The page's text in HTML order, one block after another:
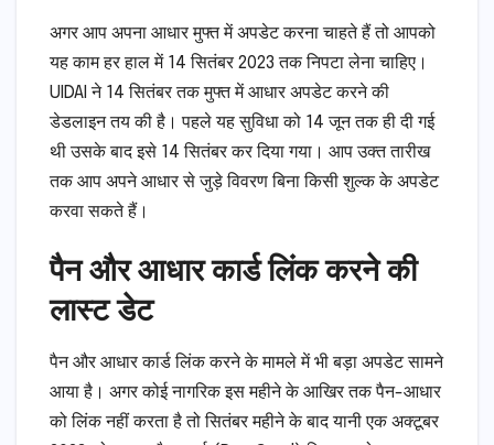
अगर आप अपना आधार मुफ्त में अपडेट करना चाहते हैं तो आपको
यह काम हर हाल में 14 सितंबर 2023 तक निपटा लेना चाहिए।
UIDAI ने 14 सितंबर तक मुफ्त में आधार अपडेट करने की
डेडलाइन तय की है। पहले यह सुविधा को 14 जून तक ही दी गई
थी उसके बाद इसे 14 सितंबर कर दिया गया। आप उक्त तारीख
तक आप अपने आधार से जुड़े विवरण बिना किसी शुल्क के अपडेट
करवा सकते हैं।
पैन और आधार कार्ड लिंक करने की
लास्ट डेट
पैन और आधार कार्ड लिंक करने के मामले में भी बड़ा अपडेट सामने
आया है। अगर कोई नागरिक इस महीने के आखिर तक पैन-आधार
को लिंक नहीं करता है तो सितंबर महीने के बाद यानी एक अक्टूबर